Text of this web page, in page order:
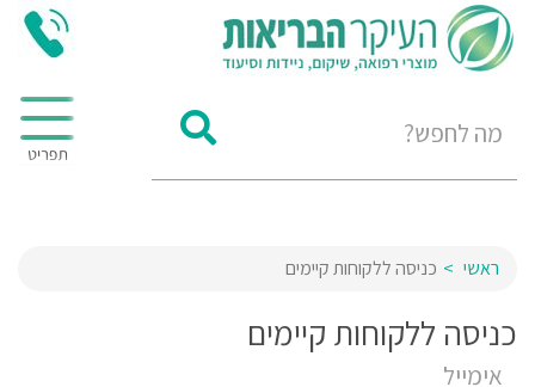
ראשי כניסה ללקוחות קיימים
כניסה ללקוחות קיימים